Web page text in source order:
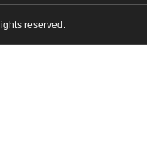
reserved.